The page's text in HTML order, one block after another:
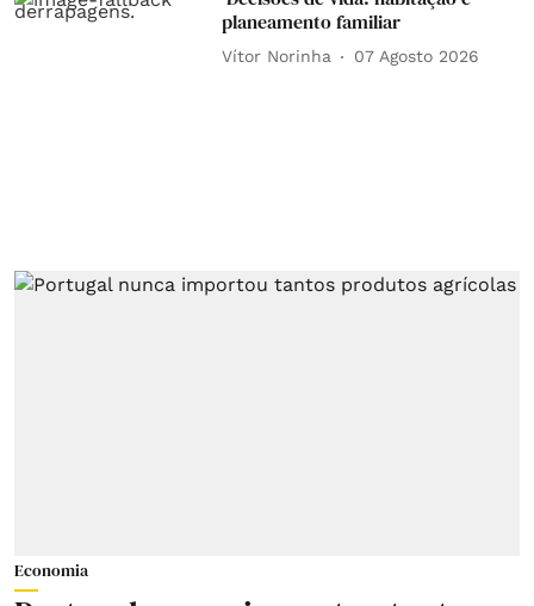
planeamento familiar
Vítor Norinha 07 Agosto 2026
Economia